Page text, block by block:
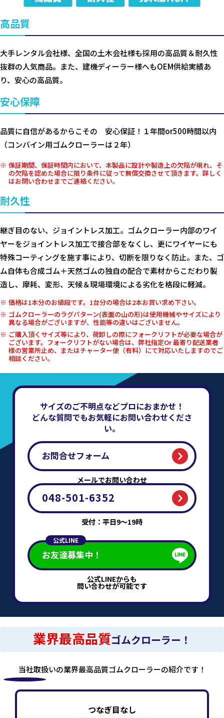
高品質
大手レンタル会社様、全国の土木会社様も採用の高品質＆耐久性
抜群の人気商品。また、建機ディーラー様へもOEM供給実績あ
り、安心の高品質。
安心保障
品質に自信があるからこその 安心保証！１年間or500時間以内
（コンバイン用ゴムクローラーは２年）
保証期間、保証時間内において、本製品に設計や製造上の欠陥が現れ、そ
の欠陥を認めた場合に限り条件に従って無償交換させて頂きます。詳しく
はお問い合わせまでご連絡ください。
耐久性
継ぎ目のない、ジョイントレス加工。ゴムクローラー内部のワイ
ヤーをジョイントレス加工で接合部をなくし、更にワイヤーにも
特殊コーティングを施す事により、切断を限りなく防止。また、ゴ
ム自体も合成ゴム＋天然ゴムの独自の配合で素材からこだわり製
造し、摩耗、変形、天候＆現場環境による劣化を格段に軽減。
価格は1本分のお値段です。1台分の場合は2本お買い求め下さい。
ゴムクローラーのラグパターン(表面の山の形)は使用機械やサイズにより
異なる場合がございますが、性能等の違いはございません。
ご購入頂くサイズ等により、荷卸しの際にフォークリフトが必要な場合が
ございます。フォークリフトがない場合は、弊社指定Or 最寄り配送業者
様の営業所止め、またはチャーター便（有料）にて対応いたしますのでご
相談ください。
サイズのご不明点などプロにおまかせ！
どんな質問でもお気軽にお問い合わせくださ
い。
お問合せフォーム
メールでお問い合わせ
048-501-6352
受付：平日9～19時
公式LINE
お友達募集中！
公式LINEからも
問い合わせが可能です
業界最高品質ゴムクローラー！
当社取扱いの業界最高品質ゴムクローラーの紹介です！
つなぎ目なし